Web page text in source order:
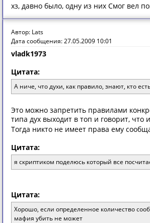
хз, давно было, одну из них Смог вел
Автор: Lats
Дата сообщения: 27.05.2009 10:01
vladk1973
Цитата:
А ниче, что духи, как правило, знают, кто
Это можно запретить правилами
типа дух выходит в топ и говорит, что
Тогда никто не имеет права ему
Цитата:
я скриптиком поделюсь который все
Цитата:
Хорошо, если определенное количество
мафия убить не может